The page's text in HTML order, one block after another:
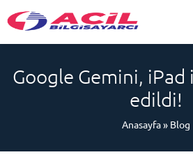
Google Gemini,
edildi!
Anasayfa» Blog